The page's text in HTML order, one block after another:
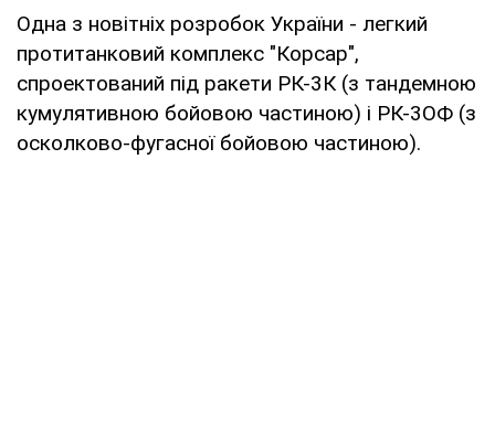
Одна з новітніх розробок України - легкий
протитанковий комплекс "Корсар",
спроектований під ракети РК-3К (з тандемною
кумулятивною бойовою частиною) і РК-3ОФ (з
осколково-фугасної бойовою частиною).